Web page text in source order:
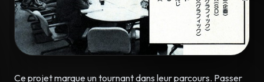
Ce projet marque un tournant dans leur parcours. Passer